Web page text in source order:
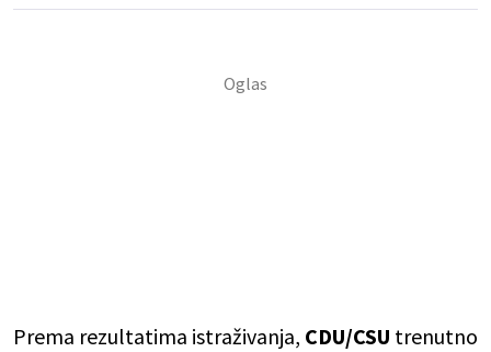
Prema rezultatima istraživanja, CDU/CSU trenutno